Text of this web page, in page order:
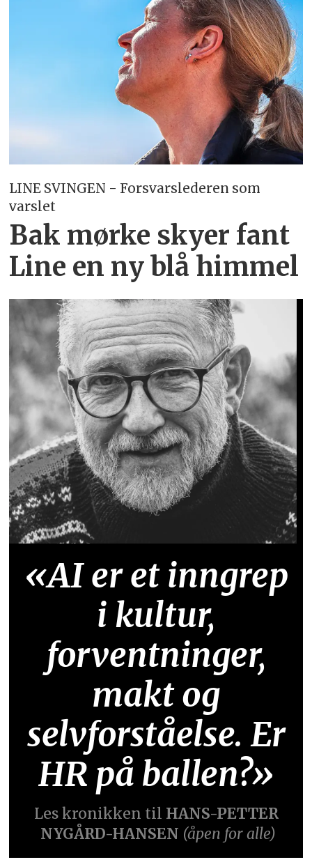
LINE SVINGEN - Forsvarslederen som
varslet
Bak mørke skyer fant
Line en ny blå himmel
«AI er et inngrep
i kultur,
forventninger,
makt og
selvforståelse. Er
HR på ballen?»
Les kronikken til HANS-PETTER
NYGÅRD-HANSEN (åpen for alle)